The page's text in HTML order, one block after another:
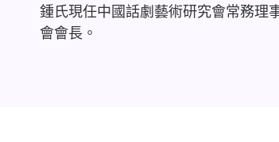
鍾氏現任中國話劇藝術研究會常務理
會會長。